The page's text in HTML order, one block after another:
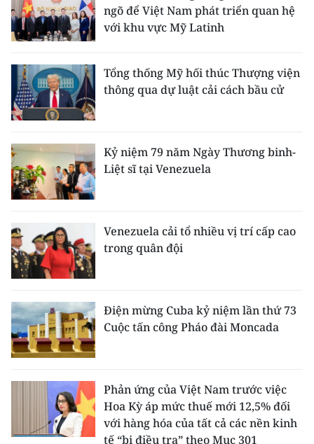
ngõ để Việt Nam phát triển quan hệ
với khu vực Mỹ Latinh
Tổng thống Mỹ hối thúc Thượng viện
thông qua dự luật cải cách bầu cử
Kỷ niệm 79 năm Ngày Thương binh-
Liệt sĩ tại Venezuela
Venezuela cải tổ nhiều vị trí cấp cao
trong quân đội
Điện mừng Cuba kỷ niệm lần thứ 73
Cuộc tấn công Pháo đài Moncada
Phản ứng của Việt Nam trước việc
Hoa Kỳ áp mức thuế mới 12,5% đối
với hàng hóa của tất cả các nền kinh
tế “bị điều tra” theo Mục 301